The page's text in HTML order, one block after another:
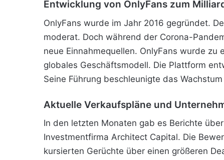
Entwicklung von OnlyFans zum
OnlyFans wurde im Jahr 2016 gegründet.
moderat. Doch während der Corona-
neue Einnahmequellen. OnlyFans wurde
globales Geschäftsmodell. Die Plattform
Seine Führung beschleunigte das
Aktuelle Verkaufspläne und
In den letzten Monaten gab es Berichte
Investmentfirma Architect Capital. Die
kursierten Gerüchte über einen größeren